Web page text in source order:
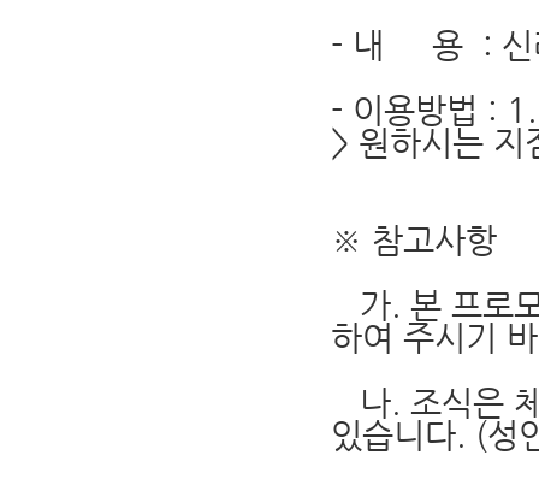
- 내 용 : 신
- 이용방법 :
> 원하시는 지
※ 참고사항
가. 본 프로
하여 주시기
나. 조식은
있습니다. (성